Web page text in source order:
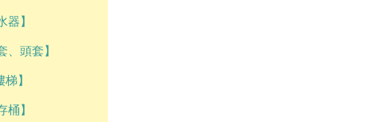
器】
、頭套】
】
桶】